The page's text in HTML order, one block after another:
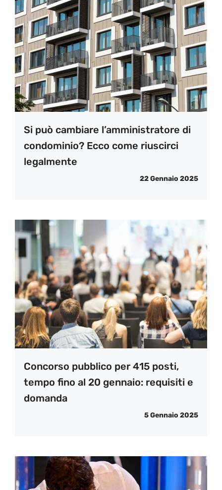
Si può cambiare l’amministratore di
condominio? Ecco come riuscirci
legalmente
22 Gennaio 2025
Concorso pubblico per 415 posti,
tempo fino al 20 gennaio: requisiti e
domanda
5 Gennaio 2025